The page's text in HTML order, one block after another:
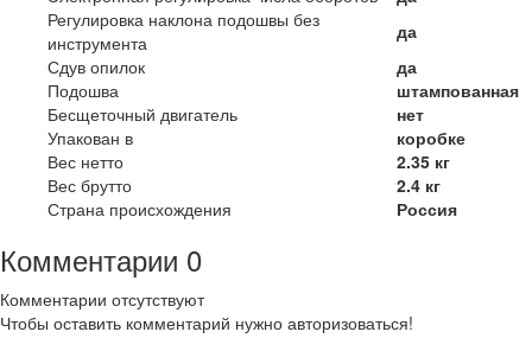
Регулировка наклона подошвы без
инструмента
да
Сдув опилок
да
Подошва
штампованная
Бесщеточный двигатель
нет
Упакован в
коробке
Вес нетто
2.35 кг
Вес брутто
2.4 кг
Страна происхождения
Россия
Комментарии 0
Комментарии отсутствуют
Чтобы оставить комментарий нужно авторизоваться!